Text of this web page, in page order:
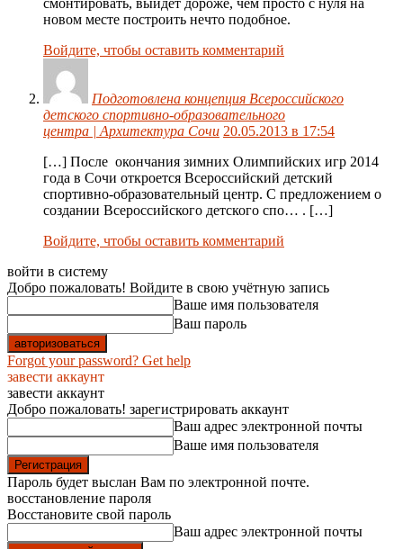
смонтировать, выйдет дороже, чем просто с нуля на
новом месте построить нечто подобное.
Войдите, чтобы оставить комментарий
Подготовлена концепция Всероссийского
детского спортивно-образовательного
центра | Архитектура Сочи 20.05.2013 в 17:54
[…] После окончания зимних Олимпийских игр 2014
года в Сочи откроется Всероссийский детский
спортивно-образовательный центр. С предложением о
создании Всероссийского детского спо… . […]
Войдите, чтобы оставить комментарий
войти в систему
Добро пожаловать! Войдите в свою учётную запись
Ваше имя пользователя
Ваш пароль
Forgot your password? Get help
завести аккаунт
завести аккаунт
Добро пожаловать! зарегистрировать аккаунт
Ваш адрес электронной почты
Ваше имя пользователя
Пароль будет выслан Вам по электронной почте.
восстановление пароля
Восстановите свой пароль
Ваш адрес электронной почты